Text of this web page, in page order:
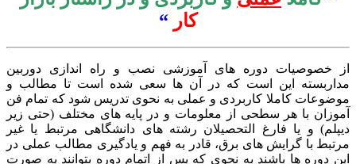
کار “
خصوصیات دوره های آموزشی نصب و راه اندازی دوربین
این است که در آن ها سعی شده است تا مطالب و
کاملا کاربردی و عملی به نحوی تدریس شود که تمام فن
با هر سطحی از معلومات و در پایه های مختلف (حتی زیر
و یا فارغ التحصیلان رشته های دانشگاهی مرتبط یا غیر
با گرایش های برق، قادر به فهم و یادگیری مطالب عملی در
دوره ها باشند به نحوی که پس از اتمام دوره بتوانند به صورت